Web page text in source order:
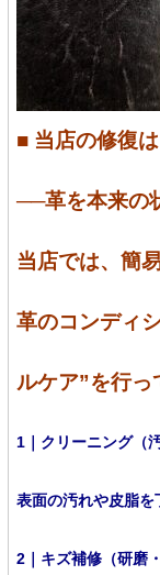
■ 当店の修復
──革を本来の
当店では、簡
革のコンディ
ルケア”を行っ
1｜クリーニング（
表面の汚れや皮脂を
2｜キズ補修（研磨